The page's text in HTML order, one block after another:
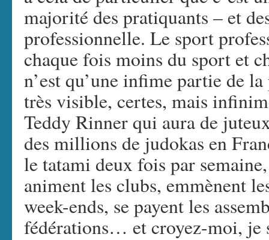
majorité des pratiquants – et
professionnelle. Le sport
chaque fois moins du sport et
n’est qu’une infime partie de
très visible, certes, mais
Teddy Rinner qui aura de
des millions de judokas en
le tatami deux fois par
animent les clubs, emmènent
week-ends, se payent les
fédérations… et croyez-moi, je